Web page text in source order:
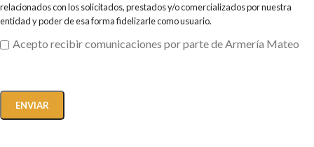
relacionados con los solicitados, prestados y/o comercializados por nuestra
entidad y poder de esa forma fidelizarle como usuario.
Acepto recibir comunicaciones por parte de Armería Mateo